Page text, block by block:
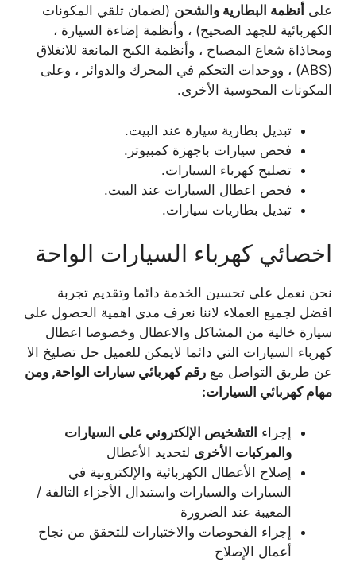
على أنظمة البطارية والشحن (لضمان تلقي المكونات
الكهربائية للجهد الصحيح) ، وأنظمة إضاءة السيارة ،
ومحاذاة شعاع المصباح ، وأنظمة الكبح المانعة للانغلاق
(ABS) ، ووحدات التحكم في المحرك والدوائر ، وعلى
المكونات المحوسبة الأخرى.
تبديل بطارية سيارة عند البيت.
فحص سيارات باجهزة كمبيوتر.
تصليح كهرباء السيارات.
فحص اعطال السيارات عند البيت.
تبديل بطاريات سيارات.
اخصائي كهرباء السيارات الواحة
نحن نعمل على تحسين الخدمة دائما وتقديم تجربة
افضل لجميع العملاء لاننا نعرف مدى اهمية الحصول على
سيارة خالية من المشاكل والاعطال وخصوصا اعطال
كهرباء السيارات التي دائما لايمكن للعميل حل تصليخ الا
عن طريق التواصل مع رقم كهربائي سيارات الواحة, ومن
مهام كهربائي السيارات:
إجراء التشخيص الإلكتروني على السيارات
والمركبات الأخرى لتحديد الأعطال
إصلاح الأعطال الكهربائية والإلكترونية في
السيارات والسيارات واستبدال الأجزاء التالفة /
المعيبة عند الضرورة
إجراء الفحوصات والاختبارات للتحقق من نجاح
أعمال الإصلاح